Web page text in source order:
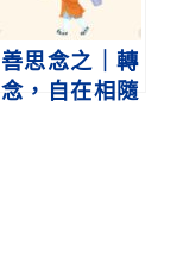
善思念之｜轉
念，自在相隨